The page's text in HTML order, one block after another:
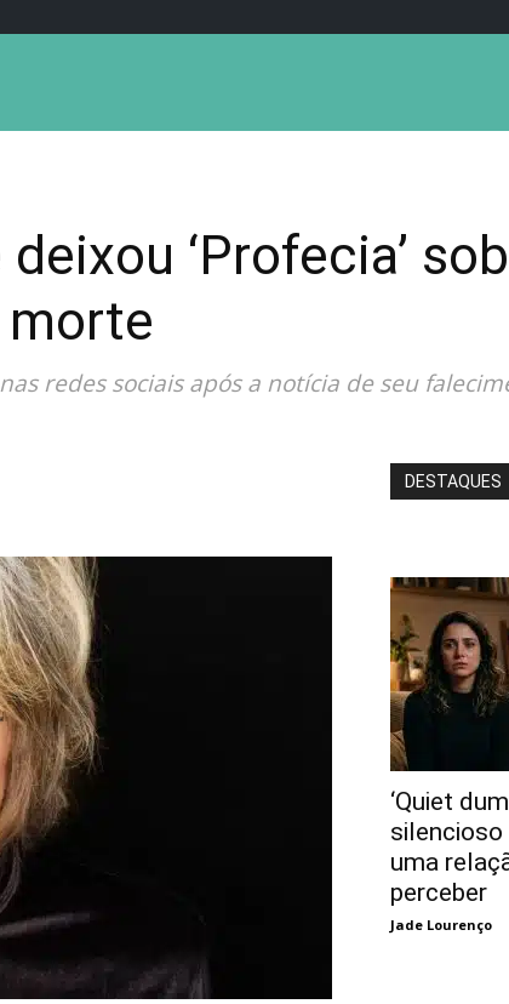
‘Profecia’
redes sociais após a notícia de seu
DESTAQUES
‘Quiet
silencioso
uma
perceber
Jade Lourenço